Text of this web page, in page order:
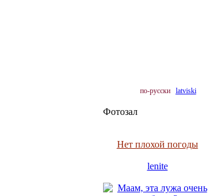
по-русски latviski
Фотозал
Нет плохой погоды
lenite